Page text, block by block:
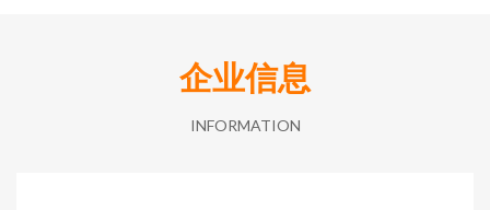
企业信息
INFORMATION